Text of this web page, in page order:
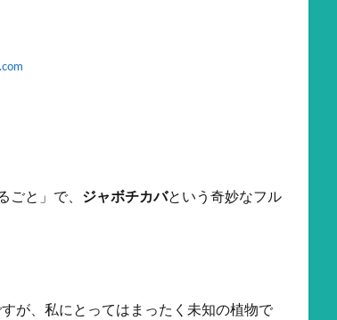
ごと」で、 ジャボチカバという奇妙なフル
が、私にとってはまったく未知の植物で